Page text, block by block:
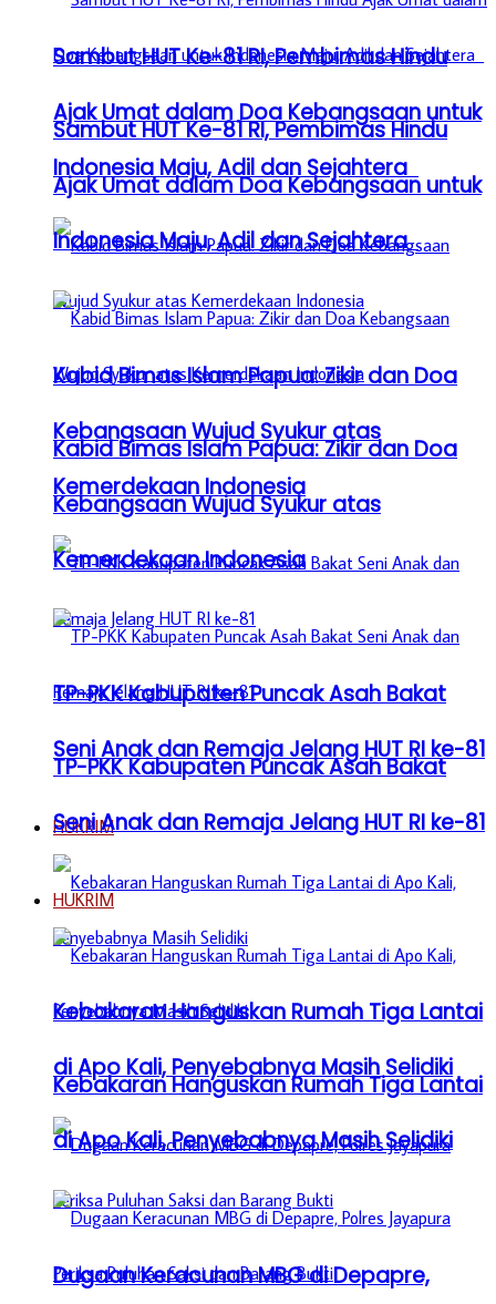
Sambut HUT Ke-81 RI, Pembimas Hindu
Ajak Umat dalam Doa Kebangsaan untuk
Indonesia Maju, Adil dan Sejahtera
Kabid Bimas Islam Papua: Zikir dan Doa
Kebangsaan Wujud Syukur atas
Kemerdekaan Indonesia
TP-PKK Kabupaten Puncak Asah Bakat
Seni Anak dan Remaja Jelang HUT RI ke-81
HUKRIM
Kebakaran Hanguskan Rumah Tiga Lantai
di Apo Kali, Penyebabnya Masih Selidiki
Dugaan Keracunan MBG di Depapre,
Sambut HUT Ke-81 RI, Pembimas Hindu
Ajak Umat dalam Doa Kebangsaan untuk
Indonesia Maju, Adil dan Sejahtera
Kabid Bimas Islam Papua: Zikir dan Doa
Kebangsaan Wujud Syukur atas
Kemerdekaan Indonesia
TP-PKK Kabupaten Puncak Asah Bakat
Seni Anak dan Remaja Jelang HUT RI ke-81
HUKRIM
Kebakaran Hanguskan Rumah Tiga Lantai
di Apo Kali, Penyebabnya Masih Selidiki